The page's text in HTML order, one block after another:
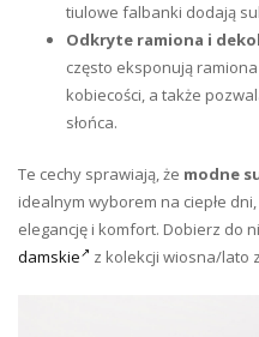
tiulowe falbanki dodają
Odkryte ramiona i
często eksponują
kobiecości, a także
słońca.
Te cechy sprawiają, że modne
idealnym wyborem na ciepłe
elegancję i komfort. Dobierz do
damskie
z kolekcji wiosna/lato